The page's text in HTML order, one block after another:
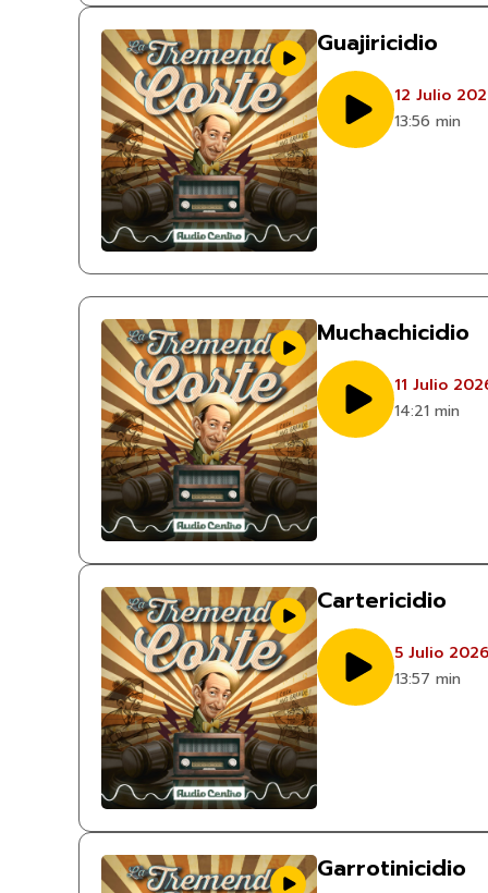
Guajiricidio
12 Julio
13:56 min
Muchachicidio
11 Julio
14:21 min
Cartericidio
5 Julio 2026
13:57 min
Garrotinicidio